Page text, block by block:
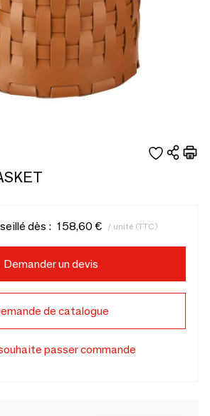
dès : 158,60 € / unité (TTC)
Demander un devis
de catalogue
passer commande